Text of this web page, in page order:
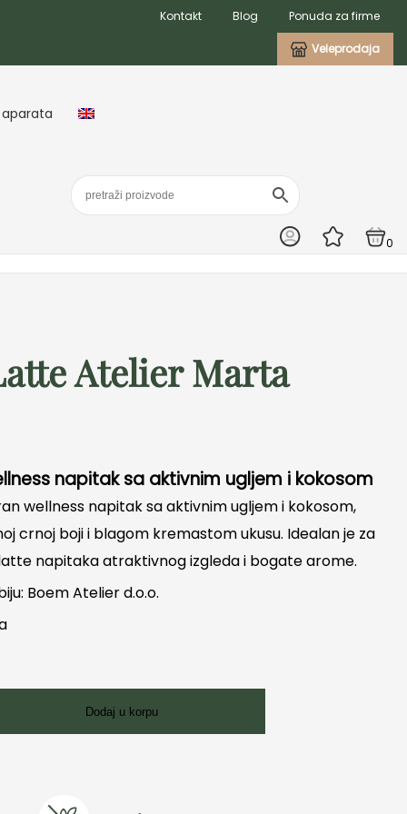
Kontakt Blog Ponuda za firme
Veleprodaja
0
Atelier Marta
napitak sa aktivnim ugljem i kokosom
wellness napitak sa aktivnim ugljem i kokosom,
crnoj boji i blagom kremastom ukusu. Idealan je za
napitaka atraktivnog izgleda i bogate arome.
Boem Atelier d.o.o.
Dodaj u korpu